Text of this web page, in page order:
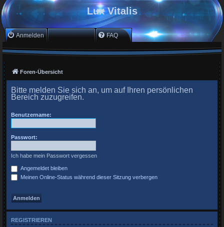
Lux Vitalis
Anmelden Registrieren FAQ
Foren-Übersicht
Bitte melden Sie sich an, um auf Ihren persönlichen
Bereich zuzugreifen.
Benutzername:
Passwort:
Ich habe mein Passwort vergessen
Angemeldet bleiben
Meinen Online-Status während dieser Sitzung verbergen
REGISTRIEREN